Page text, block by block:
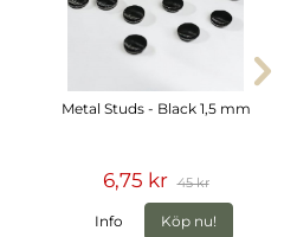
hur du applicerar.
Metal Studs - Black 1,5 mm
6,75 kr 45 kr
Info Köp nu!